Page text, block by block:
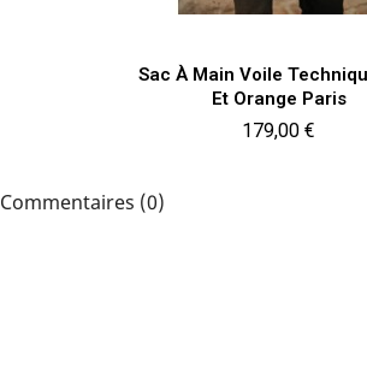
Sac À Main Voile
Et Orange Paris
Prix
179,00 €
Aperçu rapide
Commentaires (0)